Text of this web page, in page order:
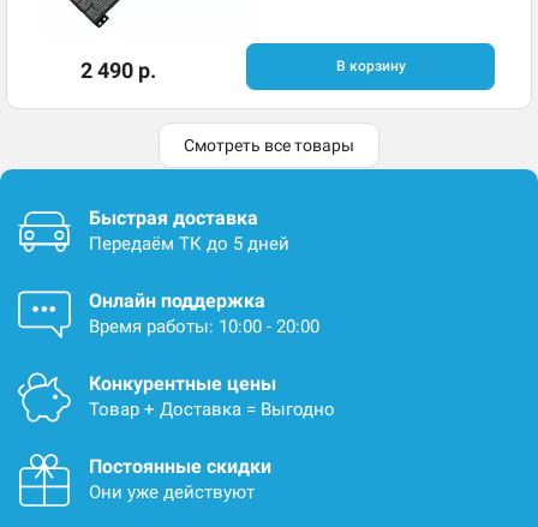
2 490 р. В корзину
Смотреть все товары
Быстрая доставка
Передаём ТК до 5 дней
Онлайн поддержка
Время работы: 10:00 - 20:00
Конкурентные цены
Товар + Доставка = Выгодно
Постоянные скидки
Они уже действуют